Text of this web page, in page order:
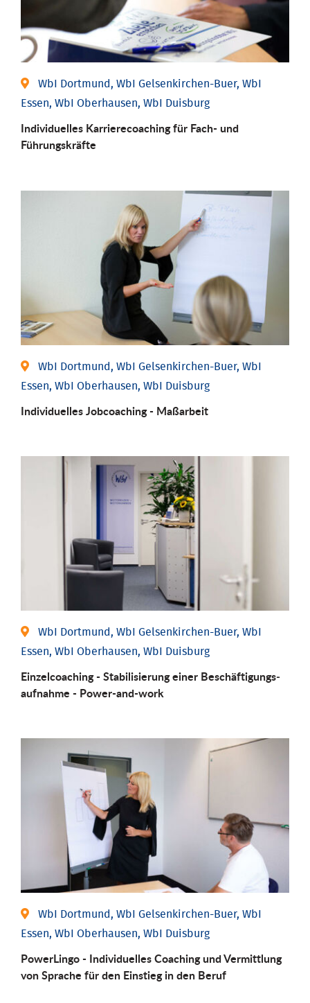
WbI Dortmund, WbI Gelsenkirchen-Buer, WbI
Essen, WbI Oberhausen, WbI Duisburg
Individu­elles Karrierecoaching für Fach-­ und
Führungs­kräfte
WbI Dortmund, WbI Gelsenkirchen-Buer, WbI
Essen, WbI Oberhausen, WbI Duisburg
Individu­elles Job­coaching - Maßarbeit
WbI Dortmund, WbI Gelsenkirchen-Buer, WbI
Essen, WbI Oberhausen, WbI Duisburg
Einzel­coaching - Stabili­sierung einer Be­schäftigungs­
aufnahme - Power-and-work
WbI Dortmund, WbI Gelsenkirchen-Buer, WbI
Essen, WbI Oberhausen, WbI Duisburg
PowerLingo - Individuelles Coaching und Vermittlung
von Sprache für den Einstieg in den Beruf